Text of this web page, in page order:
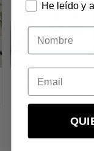
Estantería Clara –
cm en Acabado
246,00€
He leído y
Nombre